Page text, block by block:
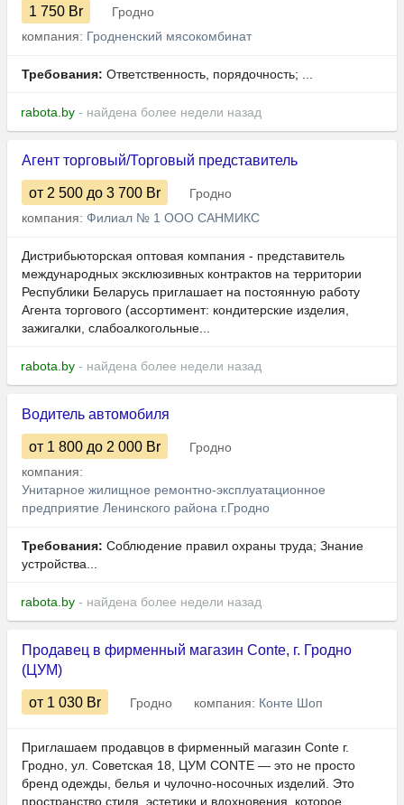
1 750 Br
Гродно
компания: Гродненский мясокомбинат
Требования: Ответственность, порядочность; ...
rabota.by - найдена более недели назад
Агент торговый/Торговый представитель
от 2 500 до 3 700 Br
Гродно
компания: Филиал № 1 ООО САНМИКС
Дистрибьюторская оптовая компания - представитель
международных эксклюзивных контрактов на территории
Республики Беларусь приглашает на постоянную работу
Агента торгового (ассортимент: кондитерские изделия,
зажигалки, слабоалкогольные...
rabota.by - найдена более недели назад
Водитель автомобиля
от 1 800 до 2 000 Br
Гродно
компания:
Унитарное жилищное ремонтно-эксплуатационное
предприятие Ленинского района г.Гродно
Требования: Соблюдение правил охраны труда; Знание
устройства...
rabota.by - найдена более недели назад
Продавец в фирменный магазин Conte, г. Гродно
(ЦУМ)
от 1 030 Br Гродно компания: Конте Шоп
Приглашаем продавцов в фирменный магазин Conte г.
Гродно, ул. Советская 18, ЦУМ CONTE — это не просто
бренд одежды, белья и чулочно-носочных изделий. Это
пространство стиля, эстетики и вдохновения, которое